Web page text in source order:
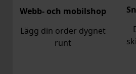
Webb- och mobilshop
Lägg din order dygnet
runt